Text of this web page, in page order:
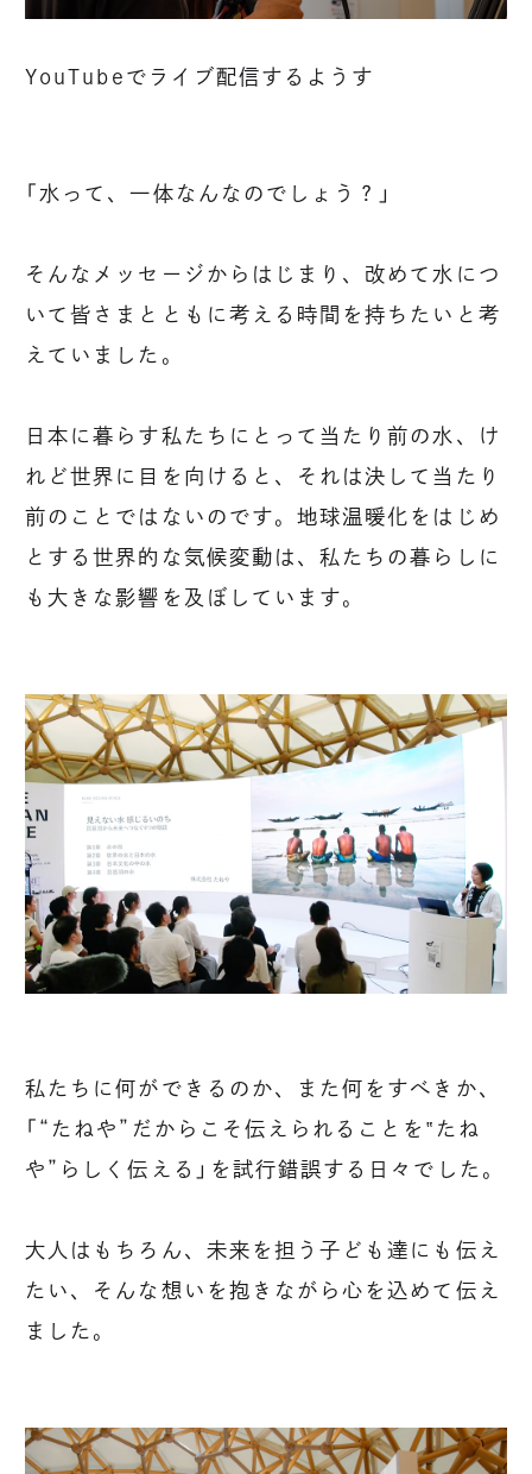
YouTubeでライブ配信するようす
「水って、一体なんなのでしょう？」
そんなメッセージからはじまり、改めて水につ
いて皆さまとともに考える時間を持ちたいと考
えていました。
日本に暮らす私たちにとって当たり前の水、け
れど世界に目を向けると、それは決して当たり
前のことではないのです。地球温暖化をはじめ
とする世界的な気候変動は、私たちの暮らしに
も大きな影響を及ぼしています。
私たちに何ができるのか、また何をすべきか、
「“たねや”だからこそ伝えられることを‟たね
や”らしく伝える」を試行錯誤する日々でした。
大人はもちろん、未来を担う子ども達にも伝え
たい、そんな想いを抱きながら心を込めて伝え
ました。